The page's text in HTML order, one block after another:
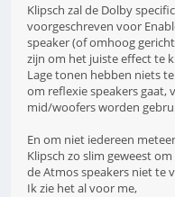
Klipsch zal de Dolby
voorgeschreven voor
speaker (of omhoog
zijn om het juiste effect te
Lage tonen hebben niets
om reflexie speakers gaat,
mid/woofers worden
En om niet iedereen
Klipsch zo slim geweest
de Atmos speakers niet te
Ik zie het al voor me,